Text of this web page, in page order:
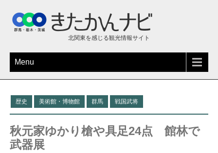
北関東を感じる観光情報サイト
Menu
歴史 美術館・博物館 群馬 戦国武将
秋元家ゆかり槍や具足24点 館林で
武器展